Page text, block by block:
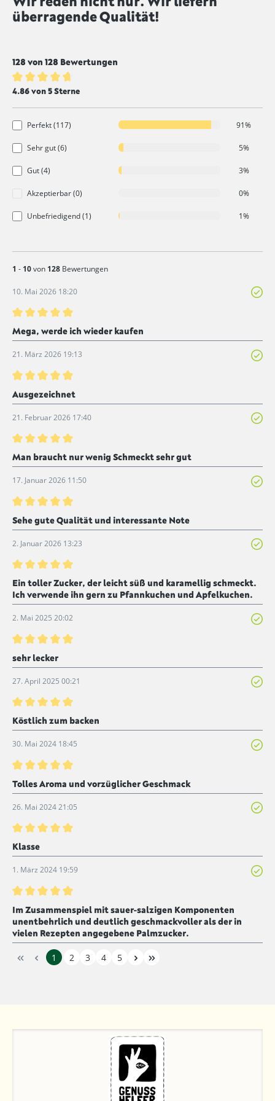
überragende Qualität!
128 von 128 Bewertungen
Durchschnittliche Bewertung von 4.8 von 5 Sternen
4.86 von 5 Sterne
Perfekt (117) 91%
Sehr gut (6) 5%
Gut (4) 3%
Akzeptierbar (0) 0%
Unbefriedigend (1) 1%
1 - 10von 128 Bewertungen
10. Mai 2026 18:20
Bewertung mit 5 von 5 Sternen
Mega, werde ich wieder kaufen
21. März 2026 19:13
Bewertung mit 5 von 5 Sternen
Ausgezeichnet
21. Februar 2026 17:40
Bewertung mit 5 von 5 Sternen
Man braucht nur wenig Schmeckt sehr gut
17. Januar 2026 11:50
Bewertung mit 5 von 5 Sternen
Sehe gute Qualität und interessante Note
2. Januar 2026 13:23
Bewertung mit 5 von 5 Sternen
Ein toller Zucker, der leicht süß und karamellig schmeckt.
Ich verwende ihn gern zu Pfannkuchen und Apfelkuchen.
2. Mai 2025 20:02
Bewertung mit 5 von 5 Sternen
sehr lecker
27. April 2025 00:21
Bewertung mit 5 von 5 Sternen
Köstlich zum backen
30. Mai 2024 18:45
Bewertung mit 5 von 5 Sternen
Tolles Aroma und vorzüglicher Geschmack
26. Mai 2024 21:05
Bewertung mit 5 von 5 Sternen
Klasse
1. März 2024 19:59
Bewertung mit 5 von 5 Sternen
Im Zusammenspiel mit sauer-salzigen Komponenten
unentbehrlich und deutlich geschmackvoller als der in
vielen Rezepten angegebene Palmzucker.
1 2 3 4 5